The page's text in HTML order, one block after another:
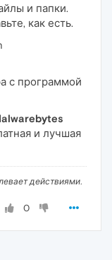
и папки.
как есть.
с программой
и лучшая
действиями.
0